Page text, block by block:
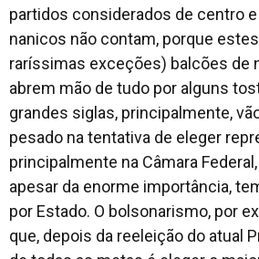
partidos considerados de centro e
nanicos não contam, porque
raríssimas exceções) balcões de
abrem mão de tudo por alguns
grandes siglas, principalmente,
pesado na tentativa de eleger
principalmente na Câmara
apesar da enorme importância,
por Estado. O bolsonarismo, por
que, depois da reeleição do atual